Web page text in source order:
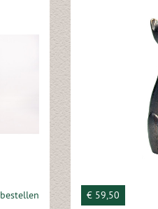
bestellen € 59,50